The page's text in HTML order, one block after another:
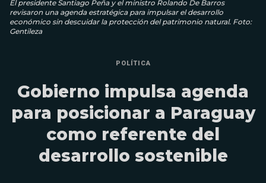
El presidente Santiago Peña y el ministro Rolando De Barros
revisaron una agenda estratégica para impulsar el desarrollo
económico sin descuidar la protección del patrimonio natural. Foto:
Gentileza
POLÍTICA
Gobierno impulsa agenda
para posicionar a Paraguay
como referente del
desarrollo sostenible